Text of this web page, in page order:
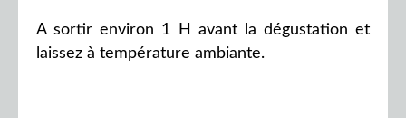
A sortir environ 1 H avant la dégustation et
laissez à température ambiante.